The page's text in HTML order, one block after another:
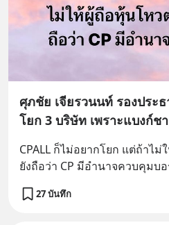
ศุภชัย เจียรวนนท์ รองประธ
โยก 3 บริษัท เพราะแบงก์ช
CPALL ก็ไม่อยากโยก แต่ถ้าไ
ยังถือว่า CP มีอำนาจควบคุมบ
27 บันทึก